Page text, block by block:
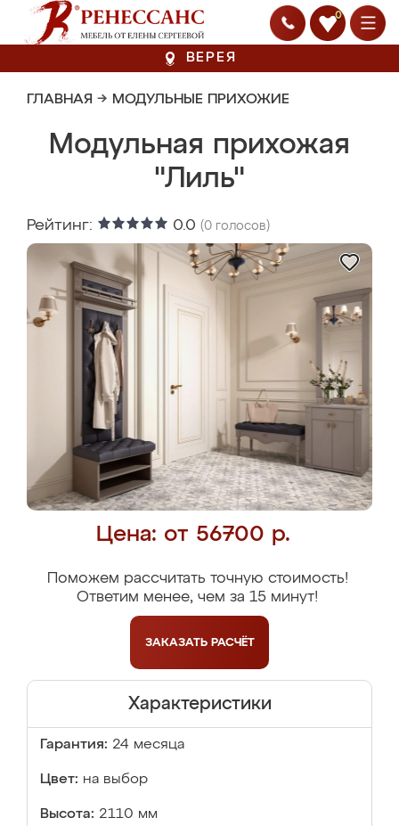
0
ВЕРЕЯ
ГЛАВНАЯ → МОДУЛЬНЫЕ ПРИХОЖИЕ
Модульная прихожая
"Лиль"
Рейтинг: 0.0 (0 голосов)
Цена: от 56700 р.
Поможем рассчитать точную стоимость!
Ответим менее, чем за 15 минут!
ЗАКАЗАТЬ РАСЧЁТ
Характеристики
Гарантия: 24 месяца
Цвет: на выбор
Высота: 2110 мм